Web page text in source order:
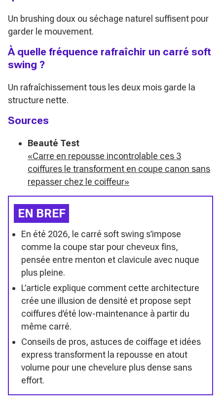
Un brushing doux ou séchage naturel suffisent pour
garder le mouvement.
À quelle fréquence rafraîchir un carré soft
swing ?
Un rafraîchissement tous les deux mois garde la
structure nette.
Sources
Beauté Test
«Carre en repousse incontrolable ces 3
coiffures le transforment en coupe canon sans
repasser chez le coiffeur»
EN BREF
En été 2026, le carré soft swing s’impose
comme la coupe star pour cheveux fins,
pensée entre menton et clavicule avec nuque
plus pleine.
L’article explique comment cette architecture
crée une illusion de densité et propose sept
coiffures d’été low-maintenance à partir du
même carré.
Conseils de pros, astuces de coiffage et idées
express transforment la repousse en atout
volume pour une chevelure plus dense sans
effort.